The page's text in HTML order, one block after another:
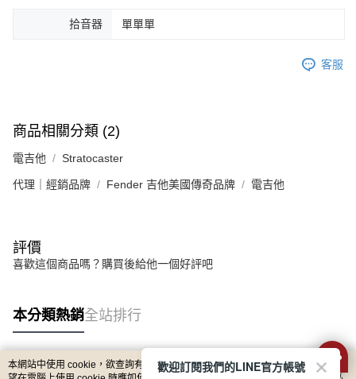
拾音器 單單單
客服
商品相關分類 (2)
電吉他 Stratocaster
代理｜經銷品牌 Fender 吉他美國傳奇品牌 電吉他
評價
喜歡這個商品嗎？購買後給他一個好評吧
本分類熱銷全站排行
本網站中使用 cookie，欲查詢有關本網站使用 cookie 方式之詳情，及若您不希
歡迎訂閱我們的LINE官方帳號